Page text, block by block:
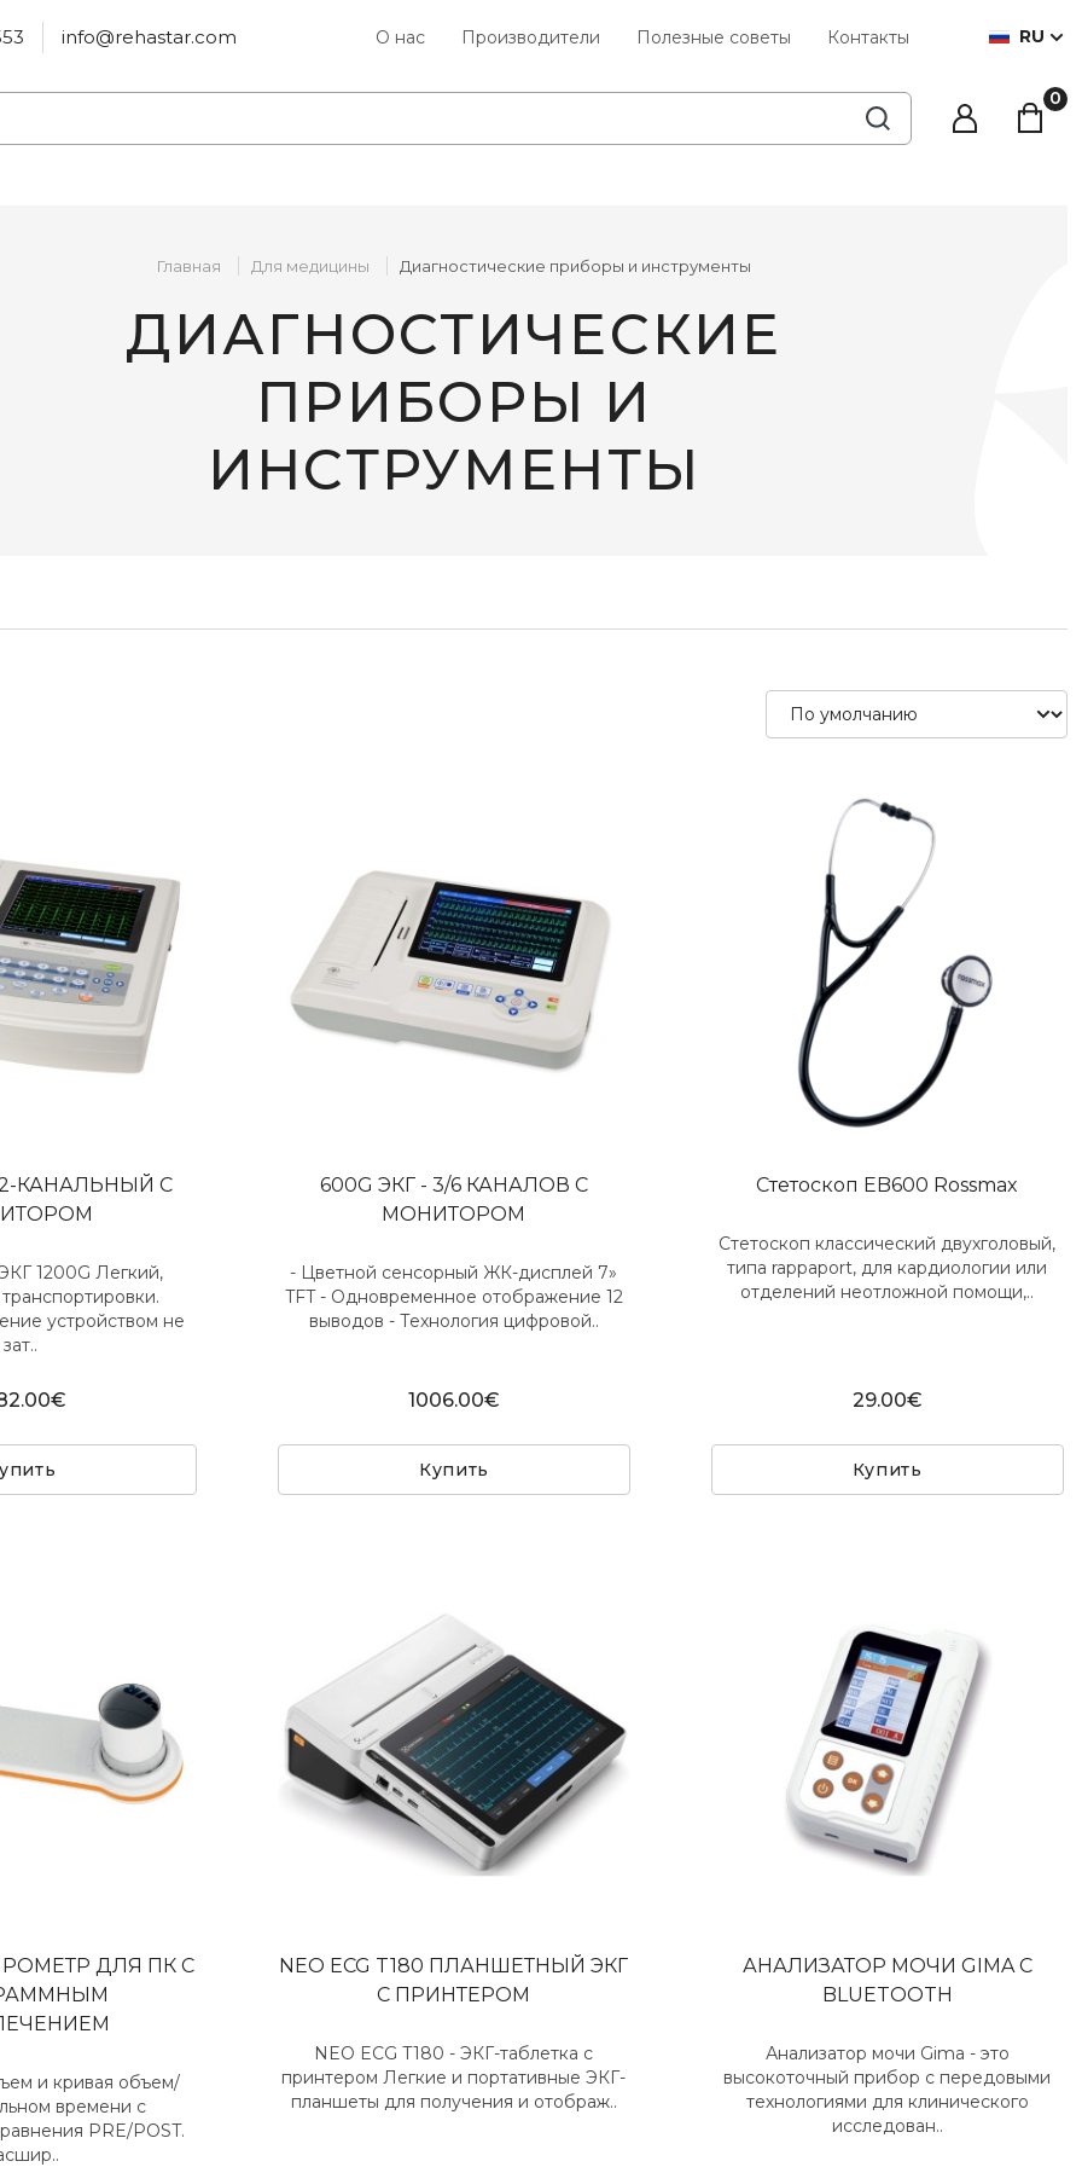
info@rehastar.com О нас Производители Полезные советы Контакты RU
Главная Для медицины Диагностические приборы и инструменты
ДИАГНОСТИЧЕСКИЕ
ПРИБОРЫ И
ИНСТРУМЕНТЫ
КАНАЛЬНЫЙ С
1200G Легкий,
устройством не
зат..
600G ЭКГ - 3/6 КАНАЛОВ С
МОНИТОРОМ
- Цветной сенсорный ЖК-дисплей 7»
TFT - Одновременное отображение 12
выводов - Технология цифровой..
1006.00€
Купить
Cтетоскоп EB600 Rossmax
Стетоскоп классический двухголовый,
типа rappaport, для кардиологии или
отделений неотложной помощи,..
29.00€
Купить
ДЛЯ ПК С
и кривая объем/
времени с
PRE/POST.
NEO ECG T180 ПЛАНШЕТНЫЙ ЭКГ
С ПРИНТЕРОМ
NEO ECG T180 - ЭКГ-таблетка с
принтером Легкие и портативные ЭКГ-
планшеты для получения и отображ..
АНАЛИЗАТОР МОЧИ GIMA С
BLUETOOTH
Анализатор мочи Gima - это
высокоточный прибор с передовыми
технологиями для клинического
исследован..